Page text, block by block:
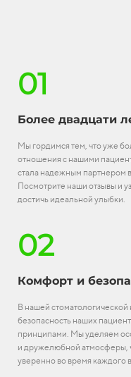
01
Более двадцати
Мы гордимся тем, что уже
отношения с нашими
стала надежным партнером
Посмотрите наши отзывы и
достичь идеальной улыбки.
02
Комфорт и
В нашей
безопасность наших
принципами. Мы уделяем
и дружелюбной атмосферы,
уверенно во время каждого